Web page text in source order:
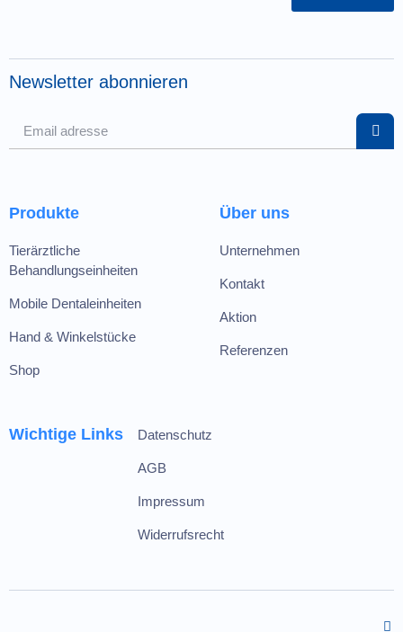
Newsletter abonnieren
Produkte
Tierärztliche
Behandlungseinheiten
Mobile Dentaleinheiten
Hand & Winkelstücke
Shop
Über uns
Unternehmen
Kontakt
Aktion
Referenzen
Wichtige Links Datenschutz
AGB
Impressum
Widerrufsrecht